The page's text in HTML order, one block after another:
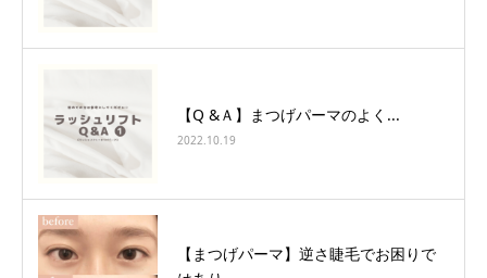
【Q &Ａ】まつげパーマのよく...
2022.10.19
【まつげパーマ】逆さ睫毛でお困りで